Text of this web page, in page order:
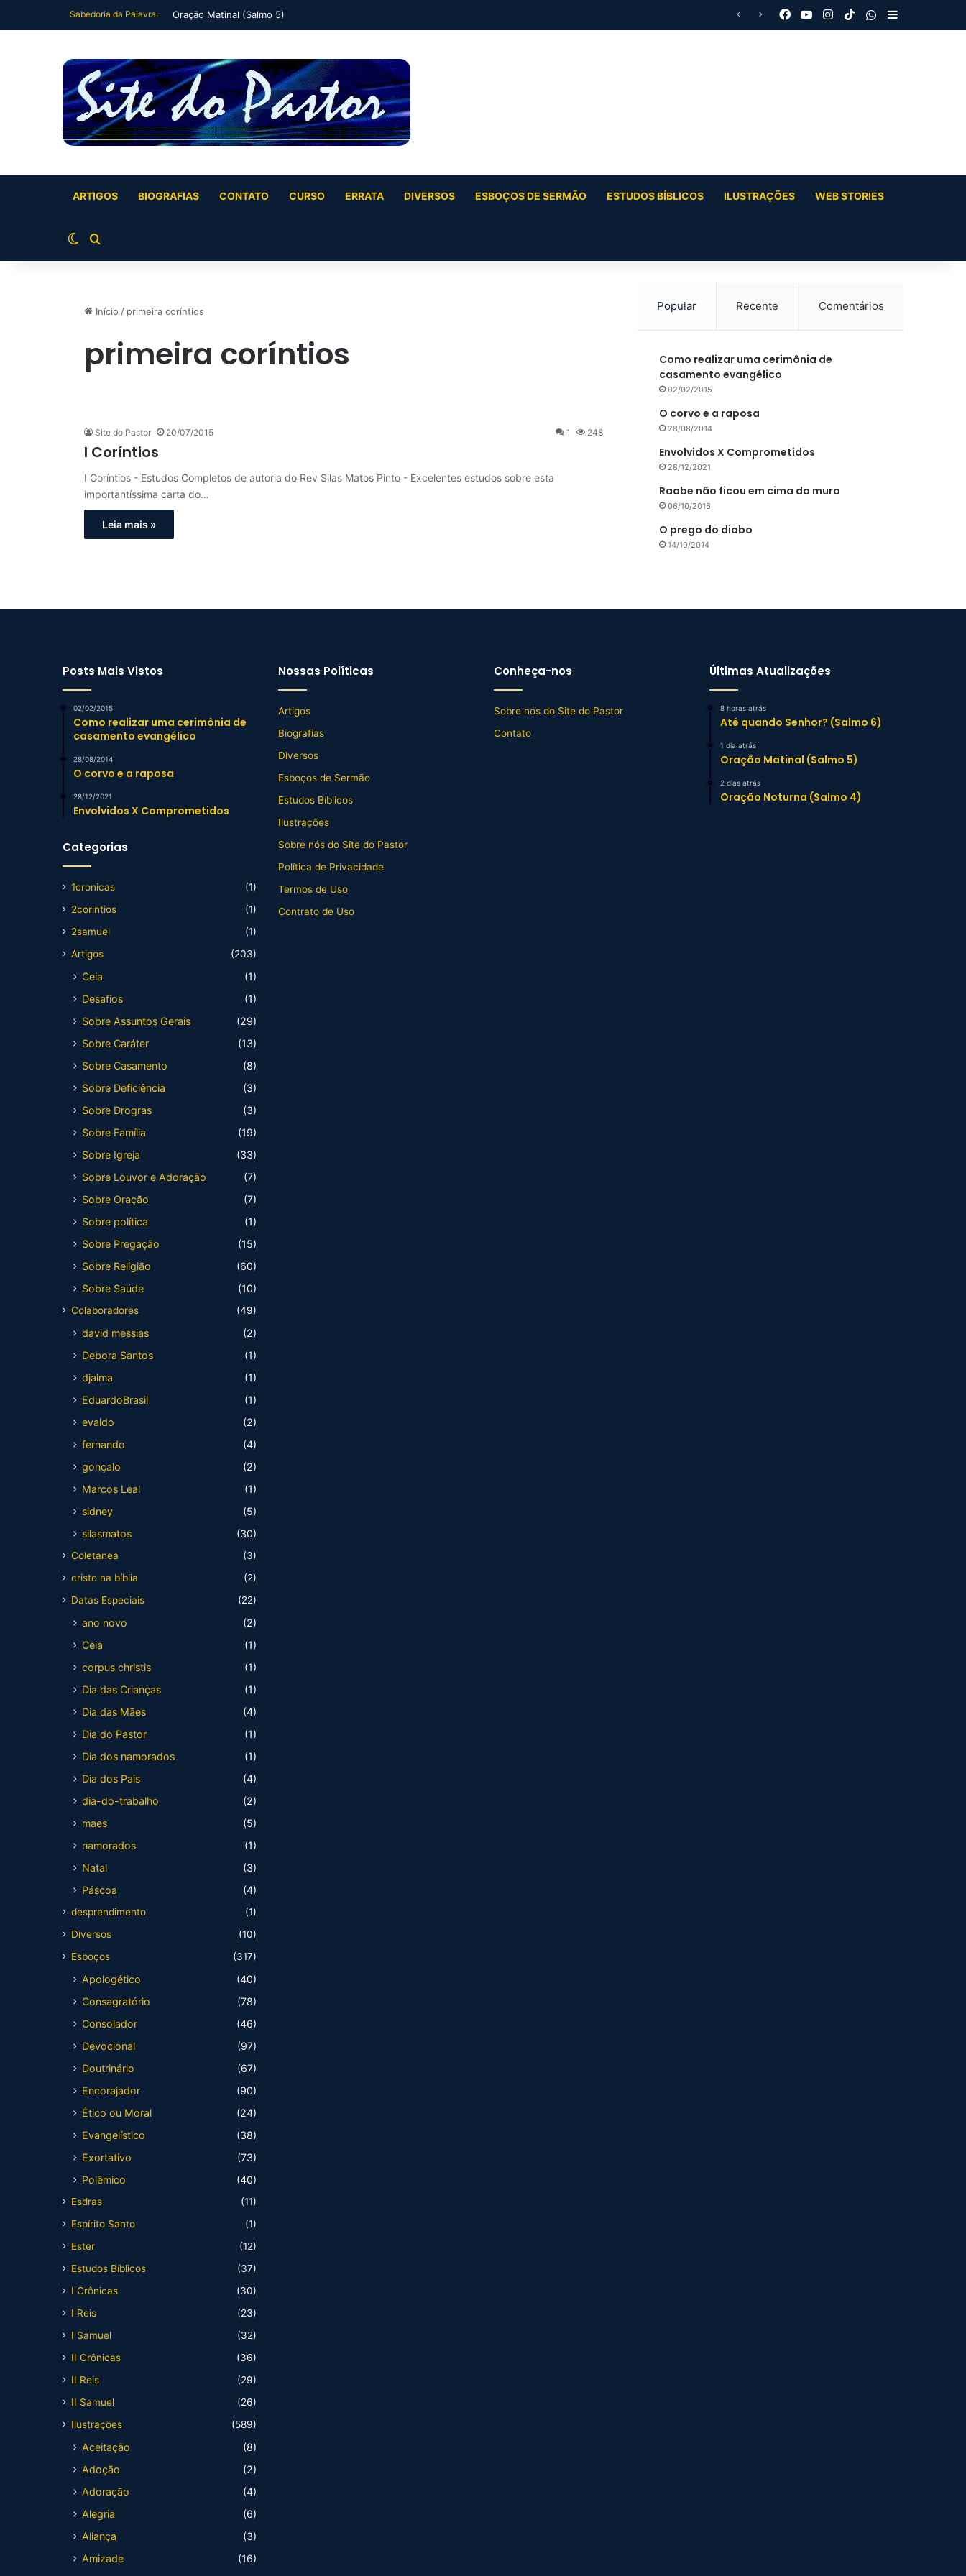
Sabedoria da Palavra: Oração Matinal (Salmo 5) Facebook
YouTubeInstagram
TikTokWhatsApp
Barra Lateral
ARTIGOS BIOGRAFIAS CONTATO CURSO ERRATA DIVERSOS ESBOÇOS DE SERMÃO ESTUDOS BÍBLICOS ILUSTRAÇÕES WEB STORIES
Switch skin
Buscar por
Início / primeira coríntios
primeira coríntios
Site do Pastor 20/07/2015 1 248
I Coríntios
I Coríntios - Estudos Completos de autoria do Rev Silas Matos Pinto - Excelentes estudos sobre esta
importantíssima carta do…
Leia mais »
Popular Recente Comentários
Como realizar uma cerimônia de
casamento evangélico
02/02/2015
O corvo e a raposa
28/08/2014
Envolvidos X Comprometidos
28/12/2021
Raabe não ficou em cima do muro
06/10/2016
O prego do diabo
14/10/2014
Posts Mais Vistos
02/02/2015
Como realizar uma cerimônia de
casamento evangélico
28/08/2014
O corvo e a raposa
28/12/2021
Envolvidos X Comprometidos
Categorias
1cronicas
(1)
2corintios
(1)
2samuel
(1)
Artigos
(203)
Ceia
(1)
Desafios
(1)
Sobre Assuntos Gerais
(29)
Sobre Caráter
(13)
Sobre Casamento
(8)
Sobre Deficiência
(3)
Sobre Drogras
(3)
Sobre Família
(19)
Sobre Igreja
(33)
Sobre Louvor e Adoração
(7)
Sobre Oração
(7)
Sobre política
(1)
Sobre Pregação
(15)
Sobre Religião
(60)
Sobre Saúde
(10)
Colaboradores (49)
david messias
(2)
Debora Santos
(1)
djalma
(1)
EduardoBrasil
(1)
evaldo
(2)
fernando
(4)
gonçalo
(2)
Marcos Leal
(1)
sidney
(5)
silasmatos
(30)
Coletanea
(3)
cristo na bíblia
(2)
Datas Especiais
(22)
ano novo
(2)
Ceia
(1)
corpus christis
(1)
Dia das Crianças
(1)
Dia das Mães
(4)
Dia do Pastor
(1)
Dia dos namorados
(1)
Dia dos Pais
(4)
dia-do-trabalho
(2)
maes
(5)
namorados
(1)
Natal
(3)
Páscoa
(4)
desprendimento
(1)
Diversos
(10)
Esboços
(317)
Apologético
(40)
Consagratório
(78)
Consolador
(46)
Devocional
(97)
Doutrinário
(67)
Encorajador
(90)
Ético ou Moral
(24)
Evangelístico
(38)
Exortativo
(73)
Polêmico
(40)
Esdras
(11)
Espírito Santo
(1)
Ester
(12)
Estudos Bíblicos
(37)
I Crônicas
(30)
I Reis
(23)
I Samuel
(32)
II Crônicas
(36)
II Reis
(29)
II Samuel
(26)
Ilustrações
(589)
Aceitação
(8)
Adoção
(2)
Adoração
(4)
Alegria
(6)
Aliança
(3)
Amizade
(16)
Nossas Políticas
Artigos
Biografias
Diversos
Esboços de Sermão
Estudos Bíblicos
Ilustrações
Sobre nós do Site do Pastor
Política de Privacidade
Termos de Uso
Contrato de Uso
Conheça-nos
Sobre nós do Site do Pastor
Contato
Últimas Atualizações
8 horas atrás
Até quando Senhor? (Salmo 6)
1 dia atrás
Oração Matinal (Salmo 5)
2 dias atrás
Oração Noturna (Salmo 4)